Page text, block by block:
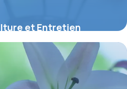
et Entretien